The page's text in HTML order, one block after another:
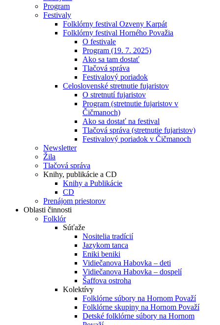
Program
Festivaly
Folklórny festival Ozveny Karpát
Folklórny festival Horného Považia
O festivale
Program (19. 7. 2025)
Ako sa tam dostať
Tlačová správa
Festivalový poriadok
Celoslovenské stretnutie fujaristov
O stretnutí fujaristov
Program (stretnutie fujaristov v
Čičmanoch)
Ako sa dostať na festival
Tlačová správa (stretnutie fujaristov)
Festivalový poriadok v Čičmanoch
Newsletter
Žila
Tlačová správa
Knihy, publikácie a CD
Knihy a Publikácie
CD
Prenájom priestorov
Oblasti činnosti
Folklór
Súťaže
Nositelia tradícií
Jazykom tanca
Eniki beniki
Vidiečanova Habovka – deti
Vidiečanova Habovka – dospelí
Šaffova ostroha
Kolektívy
Folklórne súbory na Hornom Považí
Folklórne skupiny na Hornom Považí
Detské folklórne súbory na Hornom